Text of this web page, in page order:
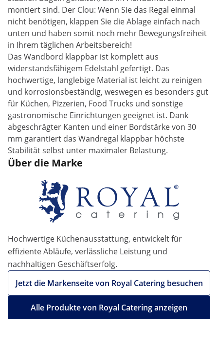
montiert sind. Der Clou: Wenn Sie das Regal einmal
nicht benötigen, klappen Sie die Ablage einfach nach
unten und haben somit noch mehr Bewegungsfreiheit
in Ihrem täglichen Arbeitsbereich!
Das Wandbord klappbar ist komplett aus
widerstandsfähigem Edelstahl gefertigt. Das
hochwertige, langlebige Material ist leicht zu reinigen
und korrosionsbeständig, weswegen es besonders gut
für Küchen, Pizzerien, Food Trucks und sonstige
gastronomische Einrichtungen geeignet ist. Dank
abgeschrägter Kanten und einer Bordstärke von 30
mm garantiert das Wandregal klappbar höchste
Stabilität selbst unter maximaler Belastung.
Über die Marke
Hochwertige Küchenausstattung, entwickelt für
effiziente Abläufe, verlässliche Leistung und
nachhaltigen Geschäftserfolg.
Jetzt die Markenseite von Royal Catering besuchen
Alle Produkte von Royal Catering anzeigen